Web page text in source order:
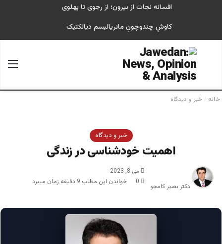
افسانه نجات از بیرون؛ از رجوی تا پهلوی
کاوشِ چندو‌چونِ ماتریالیسم دیالکتیک
جستجو برای
خانه / خبر و دیدگاه
خبر و دیدگاه
اهمیت خودشناسی در زندگی
دکتر بصیر کامجو
می 8, 2023
0
خواندن این مطلب 9 دقیقه زمان میبرد